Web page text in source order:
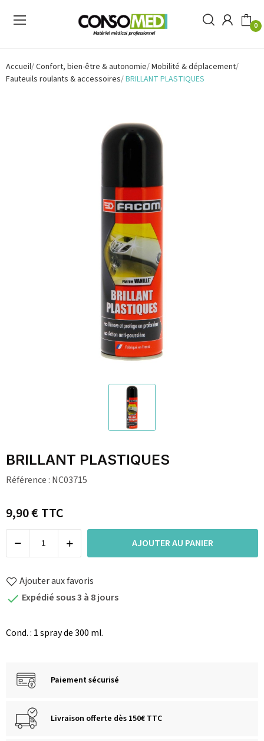
0
Accueil Confort, bien-être & autonomie Mobilité & déplacement
Fauteuils roulants & accessoires BRILLANT PLASTIQUES
BRILLANT PLASTIQUES
Référence : NC03715
9,90 €TTC
AJOUTER AU PANIER
Ajouter aux favoris
 Expédié sous 3 à 8 jours
Cond. : 1 spray de 300 ml.
Paiement sécurisé
Livraison offerte dès 150€ TTC